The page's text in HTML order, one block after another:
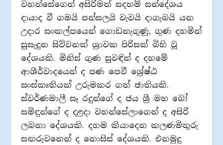
වහන්සේගෙන් අසිරිමත් සදහම් සන්දේශය
දායාද වී ගමයි පන්සලයි වැවයි දාගැබයි යන
උදාර සංකල්පයෙන් ගොඩනැගුණු, ගුණ දහමින්
සුසැදුන සිව්වනක් ශ්‍රාවක පිරිසක් බිහි වූ
දේශයකි. මිනිස් ගුණ සුවඳින් ද දහමේ
ආශීර්වාදයෙන් ද පණ පෙවී ශ්‍රේෂ්ඨ
සංස්කෘතියක් උරුමකර ගත් ජාතියකි.
ස්වර්ණමාලී සෑ රදුන්ගේ ද ජය ශ්‍රී මහ බෝ
සමිඳුන්ගේ ද දළදා වහන්සේලාගෙන් ද අසිරි
ලබනා දේශයකි. දහම කියාදෙන කලණමිතුරු
සඟරුවනෙන් ද නොසිස් දේශයකි. එනමුදු